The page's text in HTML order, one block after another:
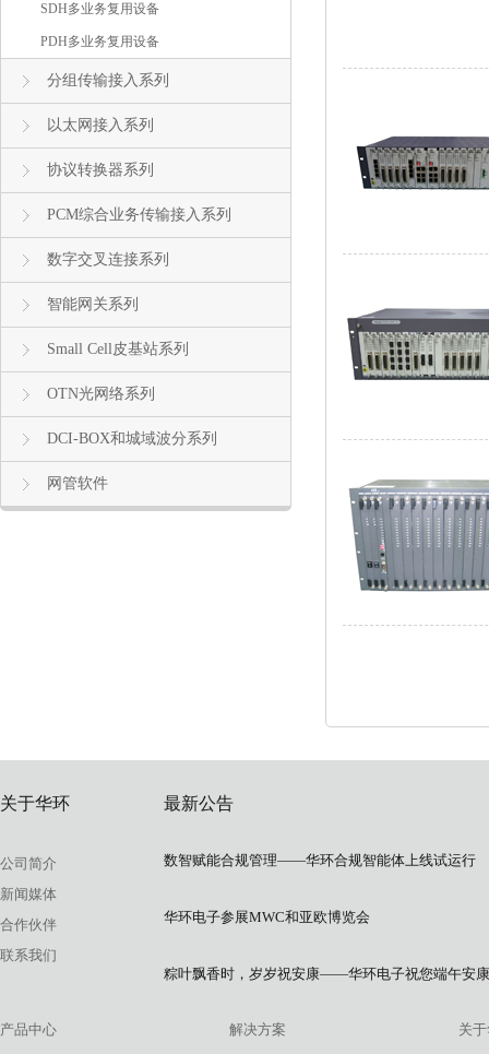
SDH多业务复用设备
PDH多业务复用设备
分组传输接入系列
以太网接入系列
协议转换器系列
PCM综合业务传输接入系列
数字交叉连接系列
智能网关系列
Small Cell皮基站系列
OTN光网络系列
DCI-BOX和城域波分系列
网管软件
关于华环
公司简介
新闻媒体
合作伙伴
联系我们
最新公告
数智赋能合规管理——华环合规智能体上线试运行
华环电子参展MWC和亚欧博览会
粽叶飘香时，岁岁祝安康——华环电子祝您端午安康
产品中心 解决方案 关